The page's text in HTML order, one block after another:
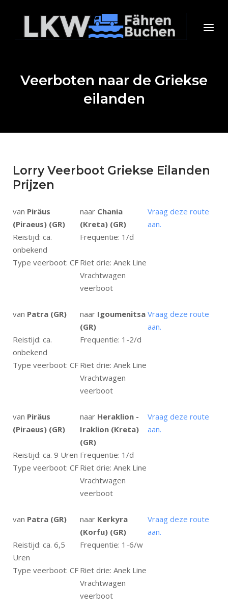
Home
Menu
Veerboten naar de Griekse
eilanden
Lorry Veerboot Griekse Eilanden
Prijzen
van Piräus
(Piraeus) (GR)
naar Chania
(Kreta) (GR)
Vraag deze route
aan.
Reistijd: ca.
onbekend
Frequentie: 1/d
Type veerboot: CF Riet drie: Anek Line
Vrachtwagen
veerboot
van Patra (GR) naar Igoumenitsa
(GR)
Vraag deze route
aan.
Reistijd: ca.
onbekend
Frequentie: 1-2/d
Type veerboot: CF Riet drie: Anek Line
Vrachtwagen
veerboot
van Piräus
(Piraeus) (GR)
naar Heraklion -
Iraklion (Kreta)
(GR)
Vraag deze route
aan.
Reistijd: ca. 9 Uren Frequentie: 1/d
Type veerboot: CF Riet drie: Anek Line
Vrachtwagen
veerboot
van Patra (GR) naar Kerkyra
(Korfu) (GR)
Vraag deze route
aan.
Reistijd: ca. 6,5
Uren
Frequentie: 1-6/w
Type veerboot: CF Riet drie: Anek Line
Vrachtwagen
veerboot